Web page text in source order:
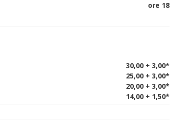
ore 18
30,00 + 3,00*
25,00 + 3,00*
20,00 + 3,00*
14,00 + 1,50*